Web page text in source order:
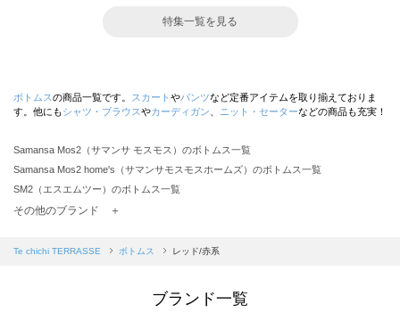
特集一覧を見る
ボトムスの商品一覧です。 スカート やパンツなど定番アイテムを取り揃えておりま
す。他にもシャツ・ブラウスやカーディガン ニット・セーターなどの商品も充実！
Samansa Mos2（サマンサ モスモス）のボトムス一覧
Samansa Mos2 home's（サマンサモスモスホームズ）のボトムス一覧
SM2（エスエムツー）のボトムス一覧
TSUHARU by Samansa Mos2（ツハルバイサマンサモスモス）のボトムス一覧
Samansa Mos2 blue（サマンサモスモス ブルー）のボトムス一覧
sō4ū（ソウフォーユー）のボトムス一覧
その他のブランド ＋
Te chichi TERRASSE ボトムス レッド/赤系
ブランド一覧